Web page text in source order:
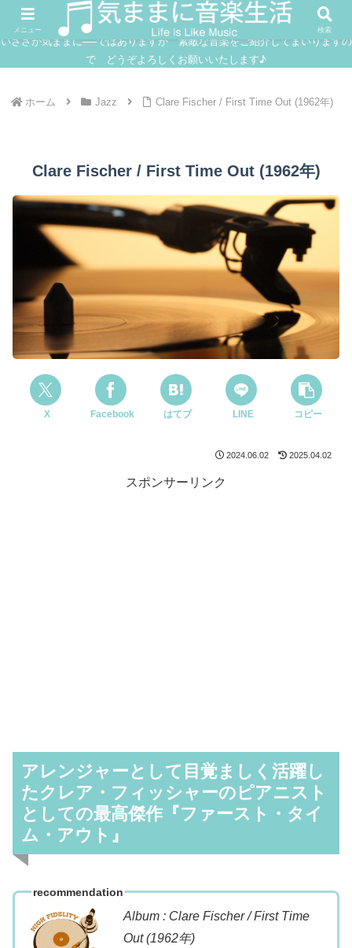
JAZZ SOUNDTRACK
いささか気ままに──ではありますが 素敵な音楽をご紹介してまいりますの
で どうぞよろしくお願いいたします♪
ホーム Jazz Clare Fischer / First Time Out (1962年)
Clare Fischer / First Time Out (1962年)
X Facebook はてブ LINE コピー
2024.06.02 2025.04.02
スポンサーリンク
アレンジャーとして目覚ましく活躍し
たクレア・フィッシャーのピアニスト
としての最高傑作『ファースト・タイ
ム・アウト』
recommendation
Album : Clare Fischer / First Time
Out (1962年)
メニュー 検索